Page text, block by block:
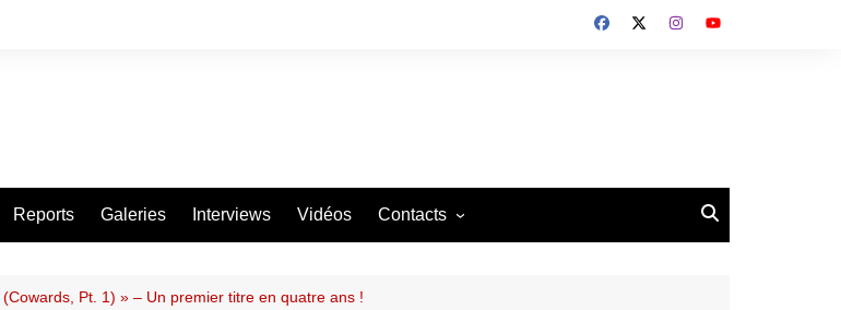
Reports Galeries Interviews Vidéos Contacts
Pt. 1) » – Un premier titre en quatre ans !